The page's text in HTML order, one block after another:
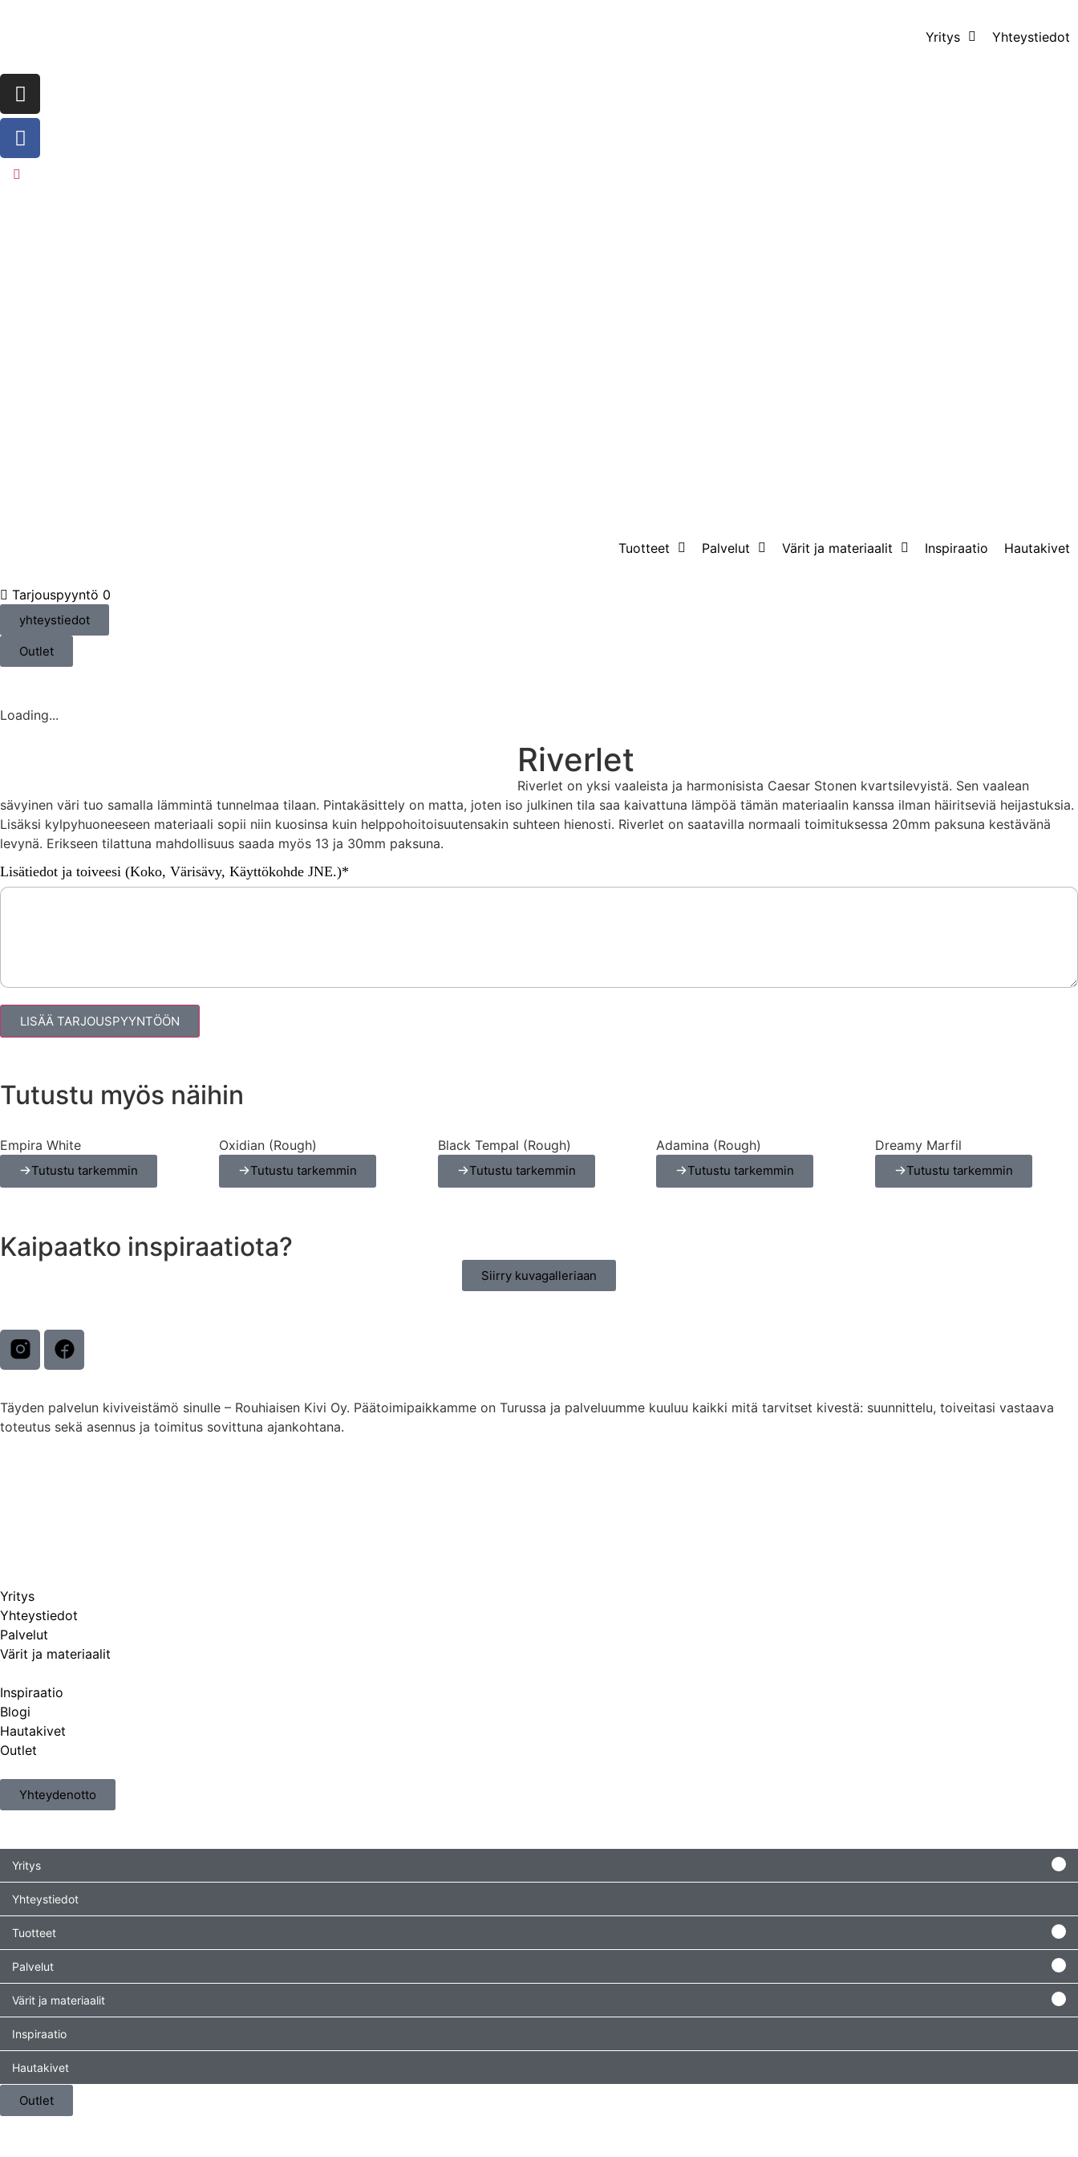
Yritys Yhteystiedot
Tuotteet Palvelut Värit ja materiaalit Inspiraatio Hautakivet
Tarjouspyyntö 0
yhteystiedot
Outlet
Loading...
Riverlet
Riverlet on yksi vaaleista ja harmonisista Caesar Stonen kvartsilevyistä. Sen vaalean
sävyinen väri tuo samalla lämmintä tunnelmaa tilaan. Pintakäsittely on matta, joten iso julkinen tila saa kaivattuna lämpöä tämän materiaalin kanssa ilman häiritseviä heijastuksia.
Lisäksi kylpyhuoneeseen materiaali sopii niin kuosinsa kuin helppohoitoisuutensakin suhteen hienosti. Riverlet on saatavilla normaali toimituksessa 20mm paksuna kestävänä
levynä. Erikseen tilattuna mahdollisuus saada myös 13 ja 30mm paksuna.
Lisätiedot ja toiveesi (Koko, Värisävy, Käyttökohde JNE.)*
LISÄÄ TARJOUSPYYNTÖÖN
Tutustu myös näihin
Empira White
Tutustu tarkemmin
Oxidian (Rough)
Tutustu tarkemmin
Black Tempal (Rough)
Tutustu tarkemmin
Adamina (Rough)
Tutustu tarkemmin
Dreamy Marfil
Tutustu tarkemmin
Kaipaatko inspiraatiota?
Siirry kuvagalleriaan
Täyden palvelun kiviveistämö sinulle – Rouhiaisen Kivi Oy. Päätoimipaikkamme on Turussa ja palveluumme kuuluu kaikki mitä tarvitset kivestä: suunnittelu, toiveitasi vastaava
toteutus sekä asennus ja toimitus sovittuna ajankohtana.
Yritys
Yhteystiedot
Palvelut
Värit ja materiaalit
Inspiraatio
Blogi
Hautakivet
Outlet
Yhteydenotto
Yritys
Yhteystiedot
Tuotteet
Palvelut
Värit ja materiaalit
Inspiraatio
Hautakivet
Outlet